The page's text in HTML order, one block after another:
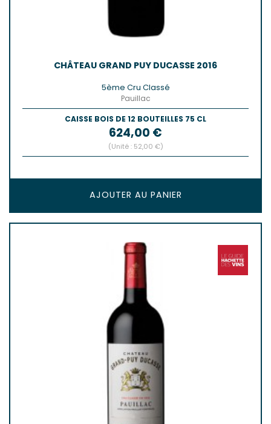
CHÂTEAU GRAND PUY DUCASSE 2016
5ème Cru Classé
Pauillac
CAISSE BOIS DE 12 BOUTEILLES 75 CL
Prix
624,00 €
(Unité : 52,00 €)
AJOUTER AU PANIER